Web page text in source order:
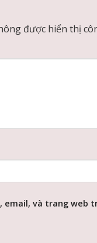
được hiển thị
email, và trang web